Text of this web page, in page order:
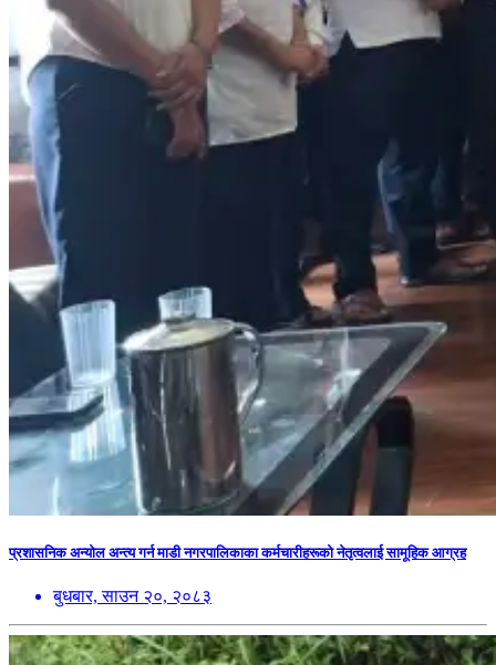
प्रशासनिक अन्योल अन्त्य गर्न माडी नगरपालिकाका कर्मचारीहरूको नेतृत्वलाई सामूहिक आग्रह
बुधबार, साउन २०, २०८३